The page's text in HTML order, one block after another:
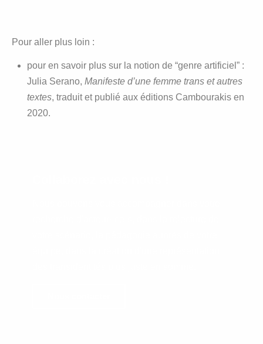
Pour aller plus loin :
pour en savoir plus sur la notion de “genre artificiel” :
Julia Serano, Manifeste d’une femme trans et autres
textes, traduit et publié aux éditions Cambourakis en
2020.